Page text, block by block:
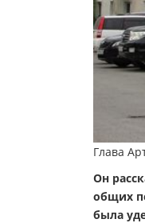
Глава
Он
общих
была